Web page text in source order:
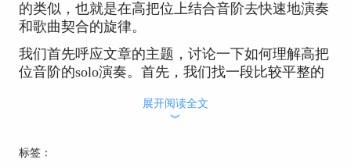
的类似，也就是在高把位上结合音阶去快速地演奏
和歌曲契合的旋律。
我们首先呼应文章的主题，讨论一下如何理解高把
位音阶的solo演奏。首先，我们找一段比较平整的
展开阅读全文
︾
标签：